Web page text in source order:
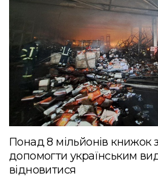
Понад 8 мільйонів книжок
допомогти українським
відновитися